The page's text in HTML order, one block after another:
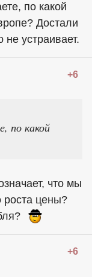
по какой
Достали
не устраивает.
+6
по какой
что мы
роста цены?
+6